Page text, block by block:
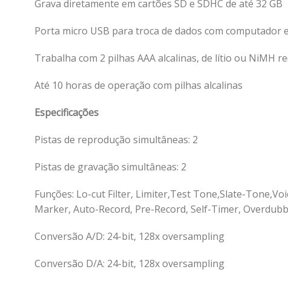
Grava diretamente em cartões SD e SDHC de até 32 GB
Porta micro USB para troca de dados com computador
Trabalha com 2 pilhas AAA alcalinas, de lítio ou NiMH
Até 10 horas de operação com pilhas alcalinas
Especificações
Pistas de reprodução simultâneas: 2
Pistas de gravação simultâneas: 2
Funções: Lo-cut Filter, Limiter,Test Tone,Slate-
Marker, Auto-Record, Pre-Record, Self-Timer,
Conversão A/D: 24-bit, 128x oversampling
Conversão D/A: 24-bit, 128x oversampling